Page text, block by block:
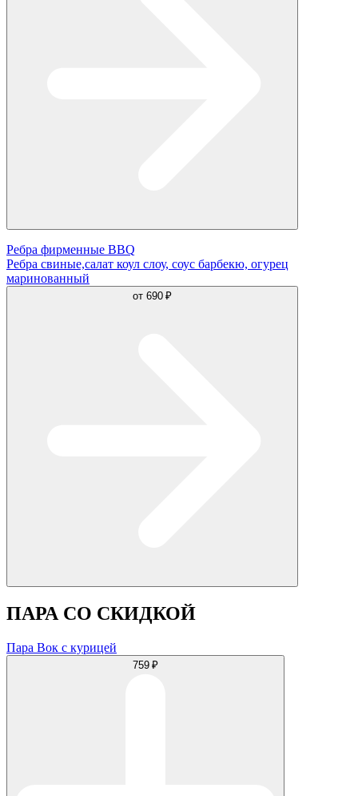
Ребра фирменные BBQ
Ребра свиные,салат коул слоу, соус барбекю, огурец
маринованный
от 690 ₽
ПАРА СО СКИДКОЙ
Пара Вок с курицей
759 ₽